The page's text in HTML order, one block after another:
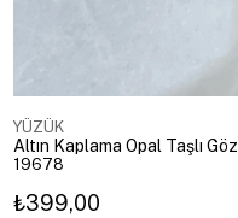
YÜZÜK
19678
₺399,00